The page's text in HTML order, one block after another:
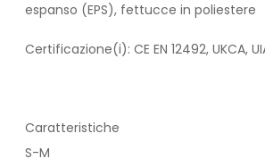
espanso (EPS), fettucce in poliestere
Certificazione(i): CE EN 12492, UKCA,
Caratteristiche
S-M